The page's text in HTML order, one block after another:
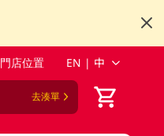
門店位置 EN | 中
去湊單